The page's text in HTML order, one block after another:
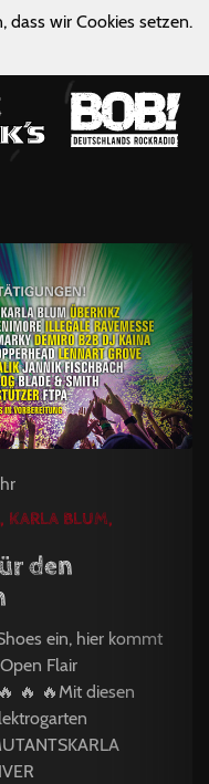
dass wir Cookies setzen.
KARLA BLUM,
den
ein, hier kommt
Flair
🔥 🔥Mit diesen